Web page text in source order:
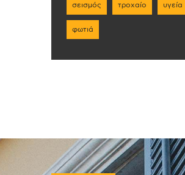
σεισμός τροχαίο υγεία
φωτιά